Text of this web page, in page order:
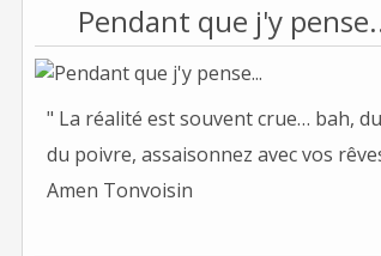
Pendant que j'y
" La réalité est souvent crue… bah,
du poivre, assaisonnez avec vos
Amen Tonvoisin